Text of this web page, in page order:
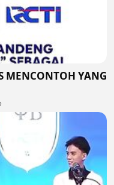
MENCONTOH YANG